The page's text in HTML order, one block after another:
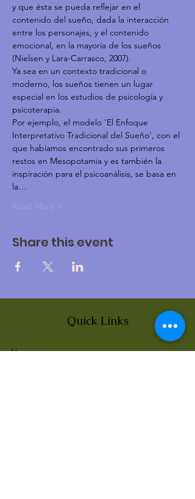
y que ésta se pueda reflejar en el
contenido del sueño, dada la interacción
entre los personajes, y el contenido
emocional, en la mayoría de los sueños
(Nielsen y Lara-Carrasco, 2007).
Ya sea en un contexto tradicional o
moderno, los sueños tienen un lugar
especial en los estudios de psicología y
psicoterapia.
Por ejemplo, el modelo 'El Enfoque
Interpretativo Tradicional del Sueño', con el
que habíamos encontrado sus primeros
restos en Mesopotamia y es también la
inspiración para el psicoanálisis, se basa en
la…
Read More >
Share this event
Quick Links
About